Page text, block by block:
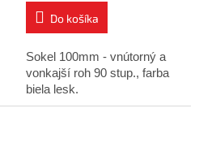
Do košíka
Sokel 100mm - vnútorný a
vonkajší roh 90 stup., farba
biela lesk.